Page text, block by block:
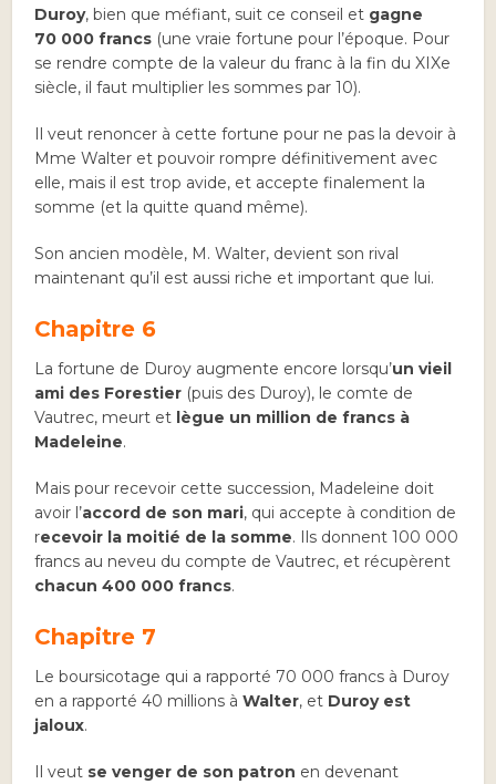
Duroy, bien que méfiant, suit ce conseil et gagne
70 000 francs (une vraie fortune pour l’époque. Pour
se rendre compte de la valeur du franc à la fin du XIXe
siècle, il faut multiplier les sommes par 10).
Il veut renoncer à cette fortune pour ne pas la devoir à
Mme Walter et pouvoir rompre définitivement avec
elle, mais il est trop avide, et accepte finalement la
somme (et la quitte quand même).
Son ancien modèle, M. Walter, devient son rival
maintenant qu’il est aussi riche et important que lui.
Chapitre 6
La fortune de Duroy augmente encore lorsqu’un vieil
ami des Forestier (puis des Duroy), le comte de
Vautrec, meurt et lègue un million de francs à
Madeleine.
Mais pour recevoir cette succession, Madeleine doit
avoir l’accord de son mari, qui accepte à condition de
recevoir la moitié de la somme. Ils donnent 100 000
francs au neveu du compte de Vautrec, et récupèrent
chacun 400 000 francs.
Chapitre 7
Le boursicotage qui a rapporté 70 000 francs à Duroy
en a rapporté 40 millions àWalter, et Duroy est
jaloux.
Il veut se venger de son patron en devenant